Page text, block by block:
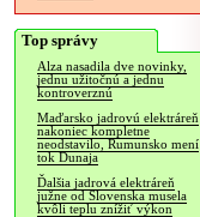
Top správy
Alza nasadila dve novinky,
jednu užitočnú a jednu
kontroverznú
Maďarsko jadrovú elektráreň
nakoniec kompletne
neodstavilo, Rumunsko mení
tok Dunaja
Ďalšia jadrová elektráreň
južne od Slovenska musela
kvôli teplu znížiť výkon